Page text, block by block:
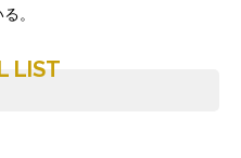
。
LIST